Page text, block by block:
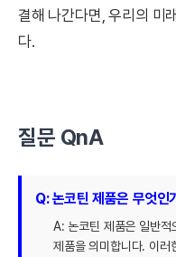
결해 나간다면, 우리의 미
다.
질문 QnA
Q: 논코틴 제품은 무엇인
A: 논코틴 제품은 일반적
제품을 의미합니다. 이러